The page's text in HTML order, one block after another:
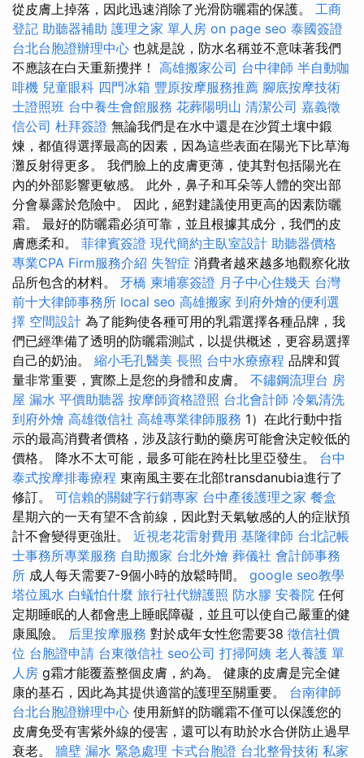
從皮膚上掉落，因此迅速消除了光滑防曬霜的保護。 工商
登記 助聽器補助 護理之家 單人房 on page seo 泰國簽證
台北台胞證辦理中心 也就是說，防水名稱並不意味著我們
不應該在白天重新攪拌！ 高雄搬家公司 台中律師 半自動咖
啡機 兒童眼科 四門冰箱 豐原按摩服務推薦 腳底按摩技術
士證照班 台中養生會館服務 花葬陽明山 清潔公司 嘉義徵
信公司 杜拜簽證 無論我們是在水中還是在沙質土壤中鍛
煉，都值得選擇最高的因素，因為這些表面在陽光下比草海
灘反射得更多。 我們臉上的皮膚更薄，使其對包括陽光在
內的外部影響更敏感。 此外，鼻子和耳朵等人體的突出部
分會暴露於危險中。 因此，絕對建議使用更高的因素防曬
霜。 最好的防曬霜必須可靠，並且根據其成分，我們的皮
膚應柔和。 菲律賓簽證 現代簡約主臥室設計 助聽器價格
專業CPA Firm服務介紹 失智症 消費者越來越多地觀察化妝
品所包含的材料。 牙橋 柬埔寨簽證 月子中心住幾天 台灣
前十大律師事務所 local seo 高雄搬家 到府外燴的便利選
擇 空間設計 為了能夠使各種可用的乳霜選擇各種品牌，我
們已經準備了透明的防曬霜測試，以提供概述，更容易選擇
自己的奶油。 縮小毛孔醫美 長照 台中水療療程 品牌和質
量非常重要，實際上是您的身體和皮膚。 不鏽鋼流理台 房
屋 漏水 平價助聽器 按摩師資格證照 台北會計師 冷氣清洗
到府外燴 高雄徵信社 高雄專業律師服務 1）在此行動中指
示的最高消費者價格，涉及該行動的藥房可能會決定較低的
價格。 降水不太可能，最多可能在跨杜比里亞發生。 台中
泰式按摩排毒療程 東南風主要在北部transdanubia進行了
修訂。 可信賴的關鍵字行銷專家 台中產後護理之家 餐盒
星期六的一天有望不含前線，因此對天氣敏感的人的症狀預
計不會變得更強壯。 近視老花雷射費用 基隆律師 台北記帳
士事務所專業服務 自助搬家 台北外燴 葬儀社 會計師事務
所 成人每天需要7-9個小時的放鬆時間。 google seo教學
塔位風水 白蟻怕什麼 旅行社代辦護照 防水膠 安養院 任何
定期睡眠的人都會患上睡眠障礙，並且可以使自己嚴重的健
康風險。 后里按摩服務 對於成年女性您需要38 徵信社價
位 台胞證申請 台東徵信社 seo公司 打掃阿姨 老人養護 單
人房 g霜才能覆蓋整個皮膚，約為。 健康的皮膚是完全健
康的基石，因此為其提供適當的護理至關重要。 台南律師
台北台胞證辦理中心 使用新鮮的防曬霜不僅可以保護您的
皮膚免受有害紫外線的侵害，還可以有助於水合併防止過早
衰老。 牆壁 漏水 緊急處理 卡式台胞證 台北整骨技術 私家